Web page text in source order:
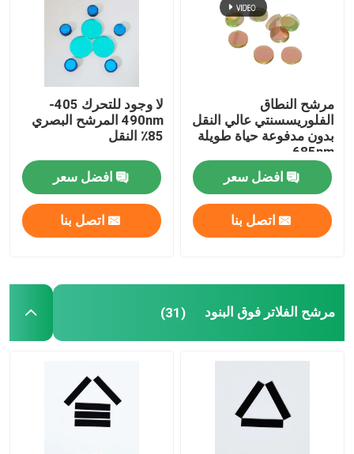
مرشح النطاق
الفلوريسسنتي عالي النقل
بدون مدفوعة حياة طويلة
685nm
افضل سعر
اتصل بنا
لا وجود للتحرك 405-
490nm المرشح البصري
85٪ النقل
افضل سعر
اتصل بنا
مرشح الفلاتر فوق البنود (31)